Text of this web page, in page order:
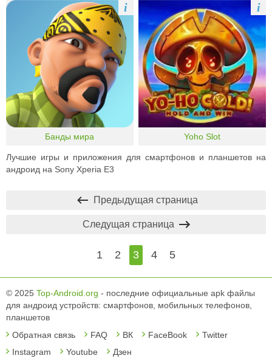
Банды мира
i
Yoho Slot
i
Лучшие игры и приложения для смартфонов и планшетов на
андроид на Sony Xperia E3
Предыдущая страница
1 2 3 4 5
Следущая страница
© 2025 Top-Android.org - последние официальные apk файлы
для андроид устройств: смартфонов, мобильных телефонов,
планшетов
Обратная связь
FAQ ВК FaceBook
Twitter
Instagram
Youtube
Дзен